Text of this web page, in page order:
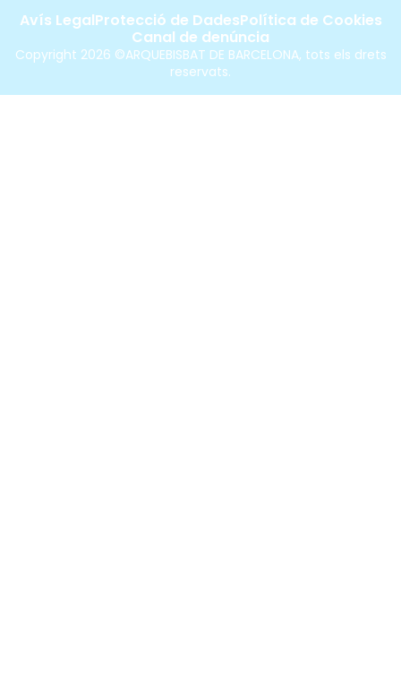
Copyright 2026 ©ARQUEBISBAT DE BARCELONA, tots els drets
reservats.
Avís LegalProtecció de DadesPolítica de Cookies
Canal de denúncia